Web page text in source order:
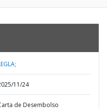
11/24
de Desembolso